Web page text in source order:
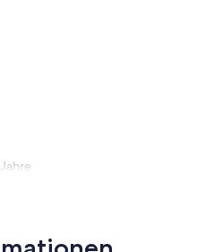
self-contained suite with its own
arranged around a cozy
not included). It's the perfect